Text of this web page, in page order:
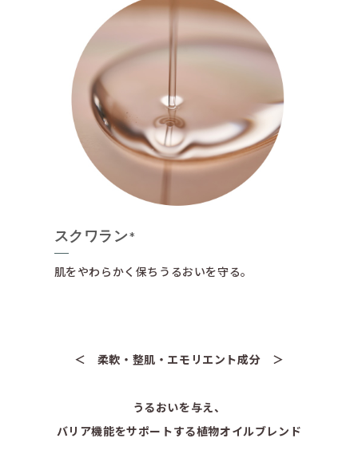
スクワラン*
肌をやわらかく保ちうるおいを守る。
＜ 柔軟・整肌・エモリエント成分 ＞
うるおいを与え、
バリア機能をサポートする植物オイルブレンド